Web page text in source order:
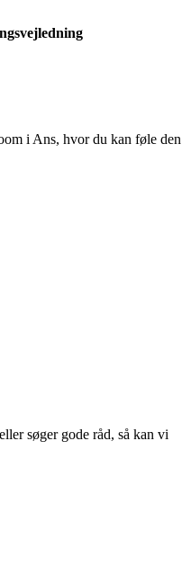
i Ans, hvor du kan føle den
søger gode råd, så kan vi